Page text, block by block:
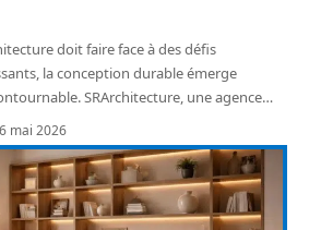
doit faire face à des défis
la conception durable émerge
SRArchitecture, une agence…
mai 2026